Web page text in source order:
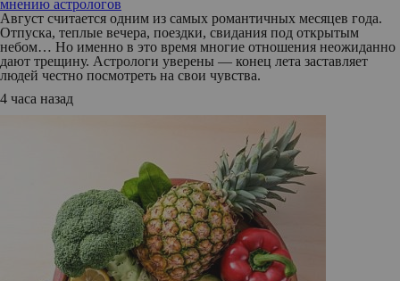
мнению астрологов
Август считается одним из самых романтичных месяцев года.
Отпуска, теплые вечера, поездки, свидания под открытым
небом… Но именно в это время многие отношения неожиданно
дают трещину. Астрологи уверены — конец лета заставляет
людей честно посмотреть на свои чувства.
4 часа назад